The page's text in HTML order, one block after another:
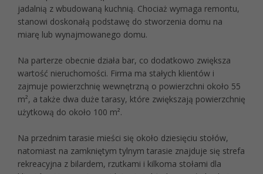
jadalnią z wbudowaną kuchnią. Chociaż wymaga remontu,
stanowi doskonałą podstawę do stworzenia domu na
miarę lub wynajmowanego domu.
Na parterze obecnie działa bar, co dodatkowo zwiększa
wartość nieruchomości. Firma ma stałych klientów i
zajmuje powierzchnię wewnętrzną o powierzchni około 55
m², a także dwa duże tarasy, które zwiększają powierzchnię
użytkową do około 100 m².
Na przednim tarasie mieści się około dziesięciu stołów,
natomiast na zamkniętym tylnym tarasie znajduje się strefa
rekreacyjna z bilardem, rzutkami i kilkoma stołami dla